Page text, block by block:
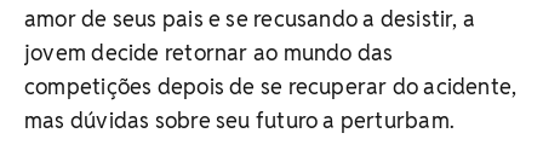
amor de seus pais e se recusando a desistir, a
jovem decide retornar ao mundo das
competições depois de se recuperar do acidente,
mas dúvidas sobre seu futuro a perturbam.